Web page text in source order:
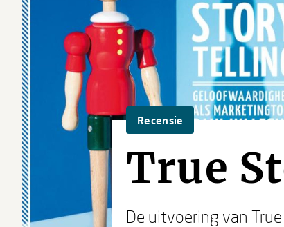
Recensie
True
De uitvoering van